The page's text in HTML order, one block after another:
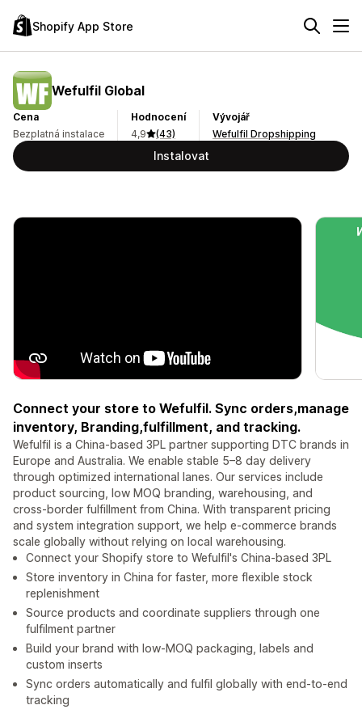
Shopify App Store
Wefulfil Global
Cena
Bezplatná instalace
Hodnocení
4,9
(43)
Vývojář
Wefulfil Dropshipping
Instalovat
Connect your store to Wefulfil. Sync orders,manage
inventory, Branding,fulfillment, and tracking.
Wefulfil is a China-based 3PL partner supporting DTC brands in
Europe and Australia. We enable stable 5–8 day delivery
through optimized international lanes. Our services include
product sourcing, low MOQ branding, warehousing, and
cross-border fulfillment from China. With transparent pricing
and system integration support, we help e-commerce brands
scale globally without relying on local warehousing.
Connect your Shopify store to Wefulfil's China-based 3PL
Store inventory in China for faster, more flexible stock
replenishment
Source products and coordinate suppliers through one
fulfilment partner
Build your brand with low-MOQ packaging, labels and
custom inserts
Sync orders automatically and fulfil globally with end-to-end
tracking